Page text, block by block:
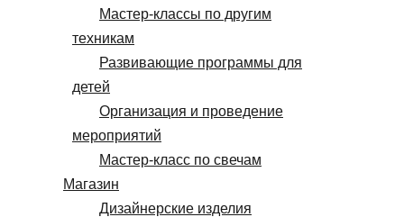
Мастер-классы по другим
техникам
Развивающие программы для
детей
Организация и проведение
мероприятий
Мастер-класс по свечам
Магазин
Дизайнерские изделия